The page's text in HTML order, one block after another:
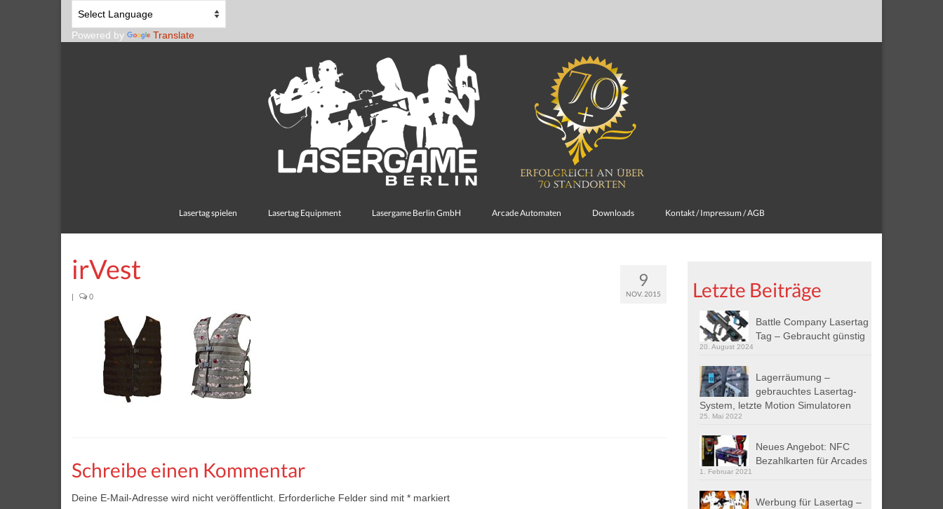
Powered by Translate
Lasertag spielen Lasertag Equipment Lasergame Berlin GmbH Arcade Automaten Downloads Kontakt / Impressum / AGB
9
NOV. 2015
irVest
| 0
Schreibe einen Kommentar
Deine E-Mail-Adresse wird nicht veröffentlicht. Erforderliche Felder sind mit * markiert
Letzte Beiträge
Battle Company Lasertag
Tag – Gebraucht günstig
20. August 2024
Lagerräumung –
gebrauchtes Lasertag-
System, letzte Motion Simulatoren
25. Mai 2022
Neues Angebot: NFC
Bezahlkarten für Arcades
1. Februar 2021
Werbung für Lasertag –